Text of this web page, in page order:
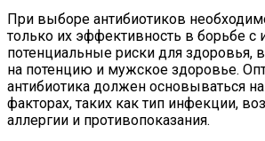
При выборе антибиотиков
только их эффективность в борьбе с
потенциальные риски для здоровья,
на потенцию и мужское здоровье.
антибиотика должен основываться
факторах, таких как тип инфекции,
аллергии и противопоказания.